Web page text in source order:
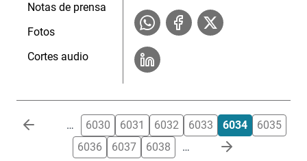
Notas de prensa
Fotos
Cortes audio
Paginación … 6030 6031 6032 6033 6034
6035
6036
6037 6038 …